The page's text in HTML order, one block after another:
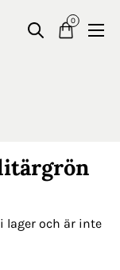
0
lager och är inte